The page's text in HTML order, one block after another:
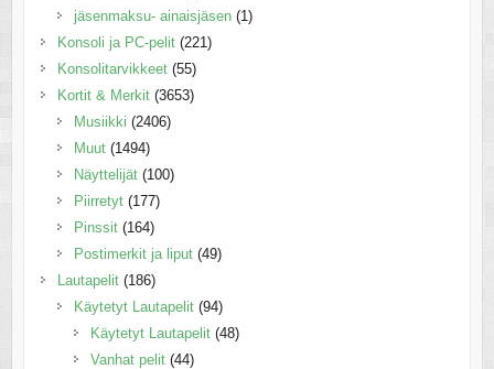
jäsenmaksu- ainaisjäsen (1)
Konsoli ja PC-pelit (221)
Konsolitarvikkeet (55)
Kortit & Merkit (3653)
Musiikki (2406)
Muut (1494)
Näyttelijät (100)
Piirretyt (177)
Pinssit (164)
Postimerkit ja liput (49)
Lautapelit (186)
Käytetyt Lautapelit (94)
Käytetyt Lautapelit (48)
Vanhat pelit (44)